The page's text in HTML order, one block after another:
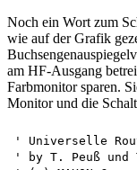
Noch ein Wort zum
wie auf der Grafik
am HF-Ausgang
Farbmonitor sparen.
Monitor und die
' Universelle
' by T. Peuß und